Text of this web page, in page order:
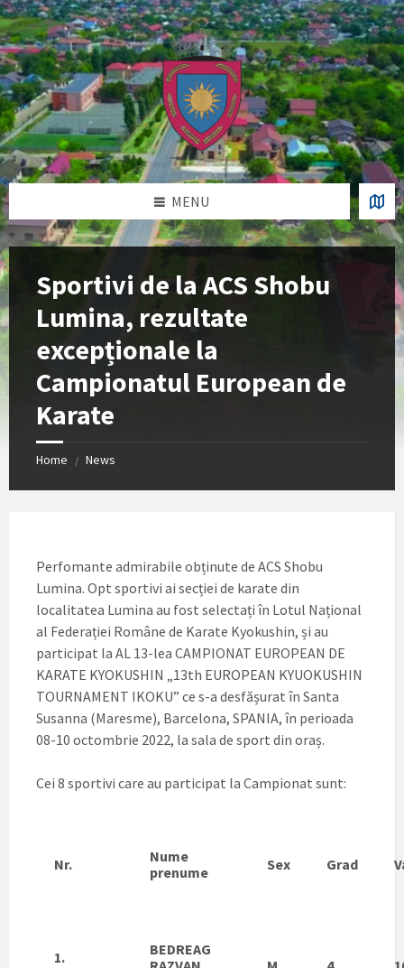
Skip
to
content
Skip
to
left
sidebar
Skip
to
right
sidebar
Skip
to
footer
MENU
Sportivi de la ACS Shobu
Lumina, rezultate
excepționale la
Campionatul European de
Karate
Home / News
Perfomante admirabile obținute de ACS Shobu
Lumina. Opt sportivi ai secției de karate din
localitatea Lumina au fost selectați în Lotul Național
al Federației Române de Karate Kyokushin, și au
participat la AL 13-lea CAMPIONAT EUROPEAN DE
KARATE KYOKUSHIN „13th EUROPEAN KYUOKUSHIN
TOURNAMENT IKOKU” ce s-a desfășurat în Santa
Susanna (Maresme), Barcelona, SPANIA, în perioada
08-10 octombrie 2022, la sala de sport din oraș.
Cei 8 sportivi care au participat la Campionat sunt:
Nr.
Nume
prenume
Sex Grad
1.
BEDREAG